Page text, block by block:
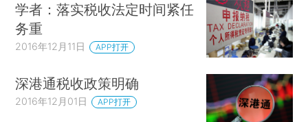
学者：落实税收法定时间紧任
务重
2016年12月11日 APP打开
深港通税收政策明确
2016年12月01日 APP打开